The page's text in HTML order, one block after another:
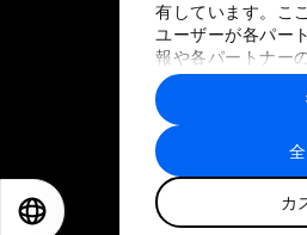
有しています。こ
ユーザーが各パー
報や各パートナー
に収集された情報
トナーによって使
す。
カ
プライバシーポリシ
サイトマ
©
世界経済